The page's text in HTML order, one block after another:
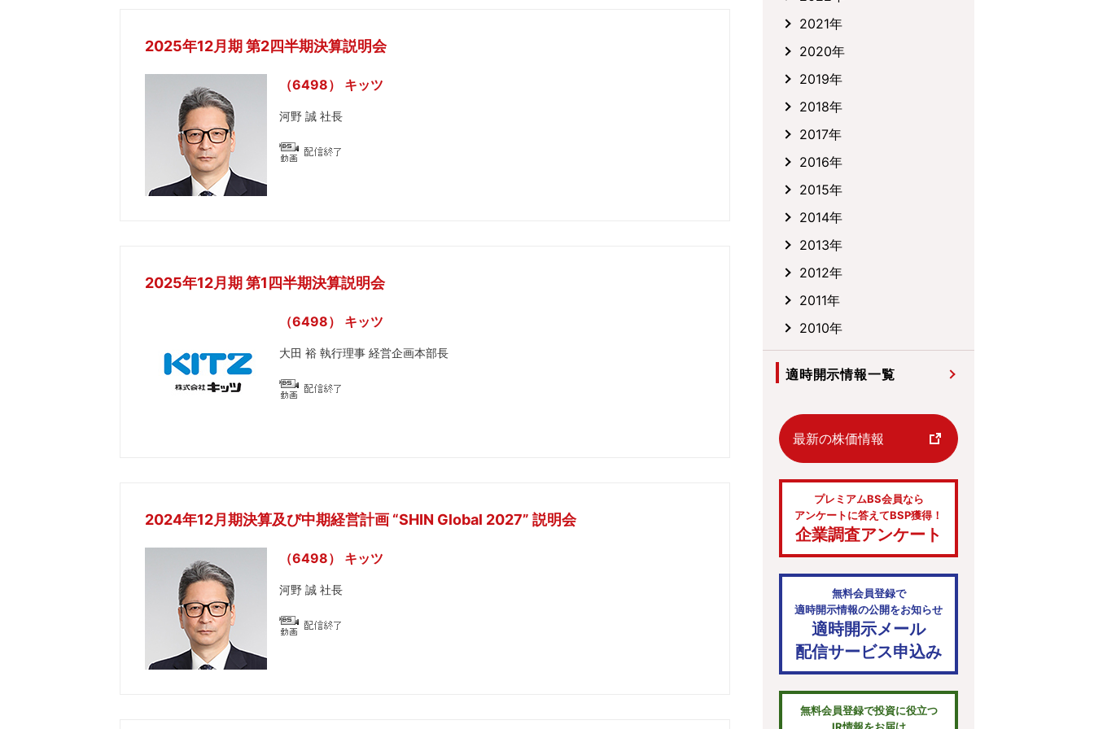
2025年12月期 第2四半期決算説明会
（6498） キッツ
河野 誠 社長
2025年12月期 第1四半期決算説明会
（6498） キッツ
大田 裕 執行理事 経営企画本部長
2024年12月期決算及び中期経営計画 “SHIN Global 2027” 説明会
（6498） キッツ
河野 誠 社長
2021年
2020年
2019年
2018年
2017年
2016年
2015年
2014年
2013年
2012年
2011年
2010年
適時開示情報一覧
最新の株価情報
プレミアムBS会員なら
アンケートに答えてBSP獲得！
企業調査アンケート
無料会員登録で
適時開示情報の公開をお知らせ
適時開示メール
配信サービス申込み
無料会員登録で投資に役立つ
IR情報をお届け